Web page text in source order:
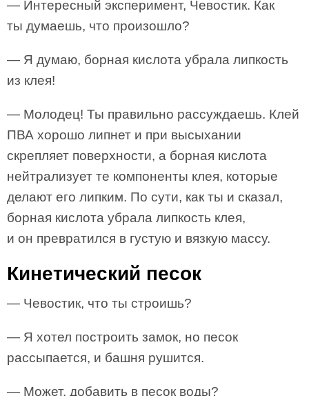
— Интересный эксперимент, Чевостик. Как
ты думаешь, что произошло?
— Я думаю, борная кислота убрала липкость
из клея!
— Молодец! Ты правильно рассуждаешь. Клей
ПВА хорошо липнет и при высыхании
скрепляет поверхности, а борная кислота
нейтрализует те компоненты клея, которые
делают его липким. По сути, как ты и сказал,
борная кислота убрала липкость клея,
и он превратился в густую и вязкую массу.
Кинетический песок
— Чевостик, что ты строишь?
— Я хотел построить замок, но песок
рассыпается, и башня рушится.
— Может, добавить в песок воды?